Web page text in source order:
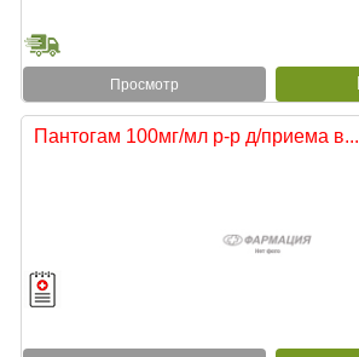
Просмотр
Пантогам 100мг/мл р-р д/приема в...